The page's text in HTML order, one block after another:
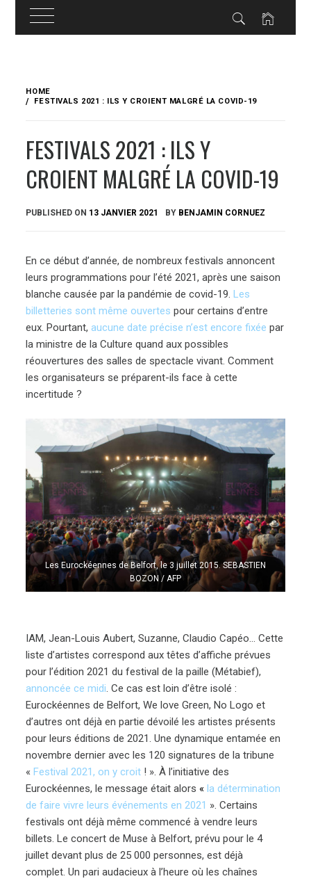
content
HOME
FESTIVALS 2021 : ILS Y CROIENT MALGRÉ LA COVID-19
FESTIVALS 2021 : ILS Y
CROIENT MALGRÉ LA COVID-19
PUBLISHED ON 13 JANVIER 2021 BY BENJAMIN CORNUEZ
En ce début d’année, de nombreux festivals annoncent
leurs programmations pour l’été 2021, après une saison
blanche causée par la pandémie de covid-19.Les
billetteries sont même ouvertes pour certains d’entre
eux. Pourtant,aucune date précise n’est encore fixée par
la ministre de la Culture quand aux possibles
réouvertures des salles de spectacle vivant. Comment
les organisateurs se préparent-ils face à cette
incertitude ?
Les Eurockéennes de Belfort, le 3 juillet 2015. SEBASTIEN
BOZON / AFP
IAM, Jean-Louis Aubert, Suzanne, Claudio Capéo… Cette
liste d’artistes correspond aux têtes d’affiche prévues
pour l’édition 2021 du festival de la paille (Métabief),
annoncée ce midi. Ce cas est loin d’être isolé :
Eurockéennes de Belfort, We love Green, No Logo et
d’autres ont déjà en partie dévoilé les artistes présents
pour leurs éditions de 2021. Une dynamique entamée en
novembre dernier avec les 120 signatures de la tribune
«Festival 2021, on y croit ! ». À l’initiative des
Eurockéennes, le message était alors « la détermination
de faire vivre leurs événements en 2021 ». Certains
festivals ont déjà même commencé à vendre leurs
billets. Le concert de Muse à Belfort, prévu pour le 4
juillet devant plus de 25 000 personnes, est déjà
complet. Un pari audacieux à l’heure où les chaînes